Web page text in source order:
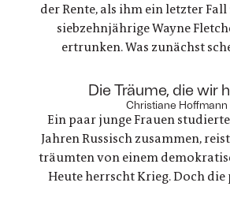
der Rente, als ihm ein letzter
siebzehnjährige Wayne
ertrunken. Was zunächst
anderes heraus. Es geht um
große Frage nach
nervenaufreibende
Die Träume, die wir
Christiane Hoffmann
Ein paar junge Frauen
Jahren Russisch zusammen,
träumten von einem
Heute herrscht Krieg. Doch